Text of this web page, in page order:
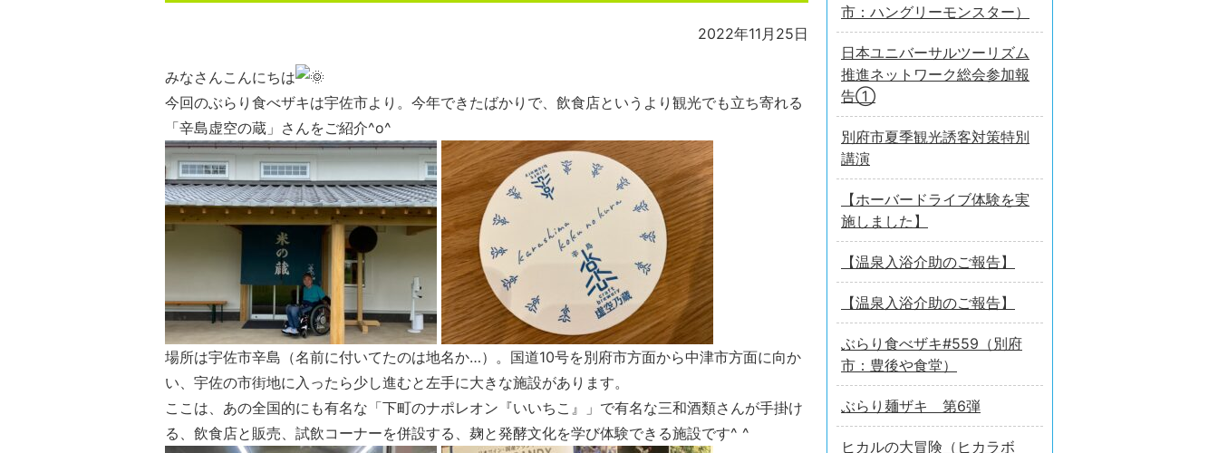
2022年11月25日
みなさんこんにちは
今回のぶらり食べザキは宇佐市より。今年できたばかりで、飲食店というより観光でも立ち寄れる
「辛島虚空の蔵」さんをご紹介^o^
場所は宇佐市辛島（名前に付いてたのは地名か…）。国道10号を別府市方面から中津市方面に向か
い、宇佐の市街地に入ったら少し進むと左手に大きな施設があります。
ここは、あの全国的にも有名な「下町のナポレオン『いいちこ』」で有名な三和酒類さんが手掛け
る、飲食店と販売、試飲コーナーを併設する、麹と発酵文化を学び体験できる施設です^ ^
市：ハングリーモンスター）
日本ユニバーサルツーリズム
推進ネットワーク総会参加報
告①
別府市夏季観光誘客対策特別
講演
【ホーバードライブ体験を実
施しました】
【温泉入浴介助のご報告】
【温泉入浴介助のご報告】
ぶらり食べザキ#559（別府
市：豊後や食堂）
ぶらり麺ザキ 第6弾
ヒカルの大冒険（ヒカラボ